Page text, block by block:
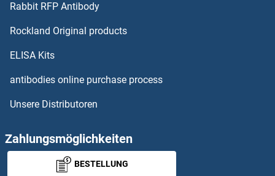
CCKAR Antikörper
CCKBR Antikörper
CCL11 Antikörper
Ccl12 Antikörper
Rabbit RFP Antibody
Rockland Original products
ELISA Kits
antibodies online purchase process
Unsere Distributoren
Zahlungsmöglichkeiten
BESTELLUNG